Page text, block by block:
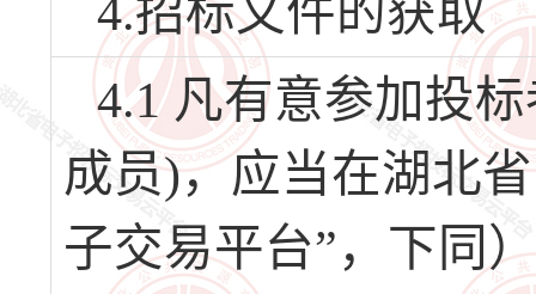
4.招标文件的获取
4.1 凡有意参加投
成员)，应当在湖北
子交易平台”，下同